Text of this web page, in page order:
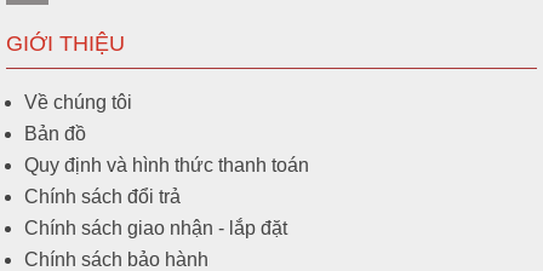
GIỚI THIỆU
Về chúng tôi
Bản đồ
Quy định và hình thức thanh toán
Chính sách đổi trả
Chính sách giao nhận - lắp đặt
Chính sách bảo hành